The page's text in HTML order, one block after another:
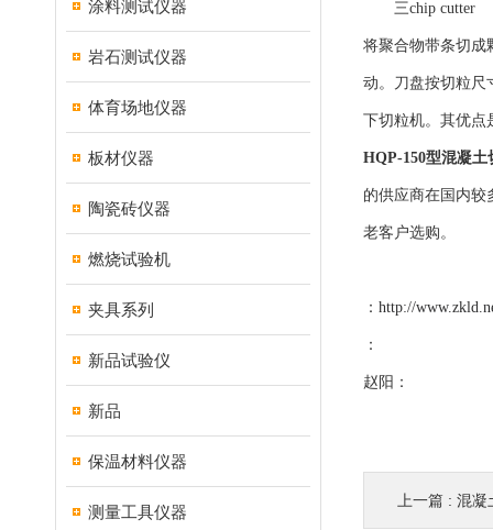
涂料测试仪器
岩石测试仪器
体育场地仪器
板材仪器
陶瓷砖仪器
燃烧试验机
夹具系列
新品试验仪
新品
保温材料仪器
测量工具仪器
三chip cutter
将聚合物带条切成
动。刀盘按切粒尺
下切粒机。其优点
HQP-150型混凝
的供应商在国内较
老客户选购。
： http://
：
赵阳：
上一篇 : 混凝